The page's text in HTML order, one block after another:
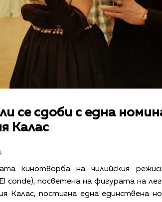
се сдоби с една
Калас
кинотворба на чилийския
conde), посветена на фигурата на
Калас, постигна една единствена